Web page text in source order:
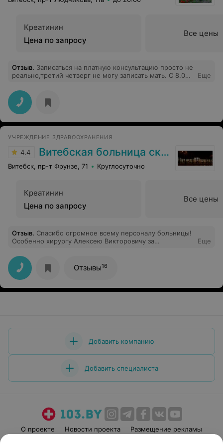
Креатинин
Цена по запросу
Все цены
Отзыв. Записаться на платную консультацию просто не
реально,третий четверг не могу записать мать. С 8.00
,что все расписано!!! Как попасть к врачу? Через
облздрав?
Еще
УЧРЕЖДЕНИЕ ЗДРАВООХРАНЕНИЯ
4.4 Витебская больница скорой помощи
Витебск, пр-т Фрунзе, 71 Круглосуточно
Креатинин
Цена по запросу
Все цены
Отзыв. Спасибо огромное всему персоналу больницы!
Особенно хирургу Алексею Викторовичу за
спасибо за Ваши золотые руки!!!
Еще
Отзывы16
Добавить компанию
Добавить специалиста
О проекте Новости проекта
Размещение рекламы